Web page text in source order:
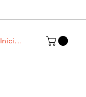
Iniciar sesión